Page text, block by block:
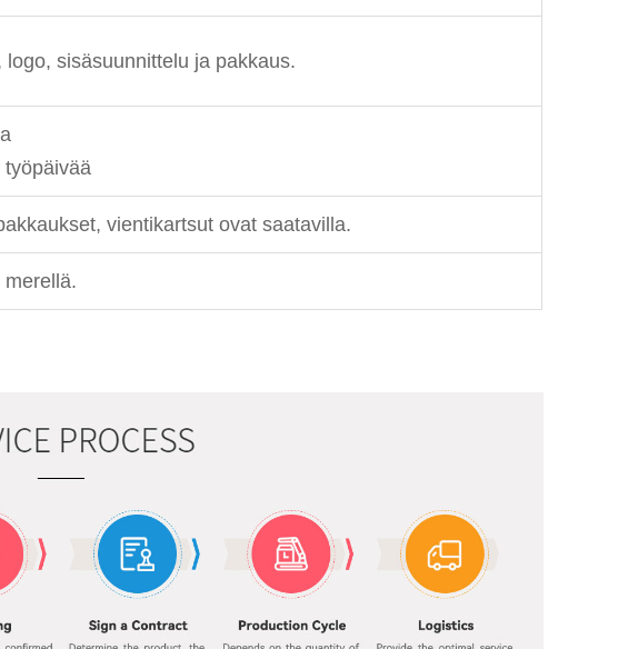
logo, sisäsuunnittelu ja pakkaus.
työpäivää
vientikartsut ovat saatavilla.
merellä.